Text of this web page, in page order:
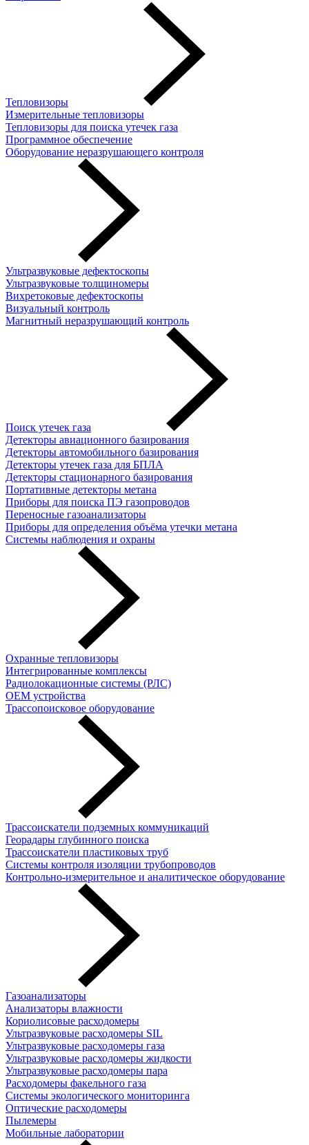
Тепловизоры
Измерительные тепловизоры
Тепловизоры для поиска утечек газа
Программное обеспечение
Оборудование неразрушающего контроля
Ультразвуковые дефектоскопы
Ультразвуковые толщиномеры
Вихретоковые дефектоскопы
Визуальный контроль
Магнитный неразрушающий контроль
Поиск утечек газа
Детекторы авиационного базирования
Детекторы автомобильного базирования
Детекторы утечек газа для БПЛА
Детекторы стационарного базирования
Портативные детекторы метана
Приборы для поиска ПЭ газопроводов
Переносные газоанализаторы
Приборы для определения объёма утечки метана
Системы наблюдения и охраны
Охранные тепловизоры
Интегрированные комплексы
Радиолокационные системы (РЛС)
OEM устройства
Трассопоисковое оборудование
Трассоискатели подземных коммуникаций
Георадары глубинного поиска
Трассоискатели пластиковых труб
Cистемы контроля изоляции трубопроводов
Контрольно-измерительное и аналитическое оборудование
Газоанализаторы
Анализаторы влажности
Кориолисовые расходомеры
Ультразвуковые расходомеры SIL
Ультразвуковые расходомеры газа
Ультразвуковые расходомеры жидкости
Ультразвуковые расходомеры пара
Расходомеры факельного газа
Системы экологического мониторинга
Оптические расходомеры
Пылемеры
Мобильные лаборатории